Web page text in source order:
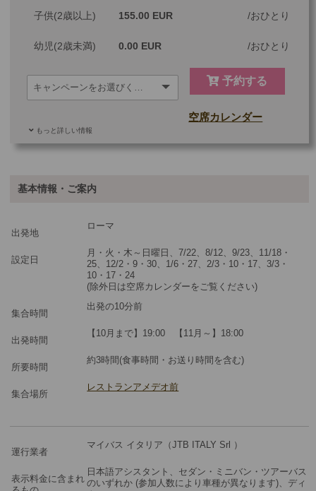
子供(2歳以上) 155.00 EUR おひとり
幼児(2歳未満) 0.00 EUR おひとり
予約する
もっと詳しい情報
空席カレンダー
ツアーコード
基本情報・ご案内
出発地
ローマ
設定日
月・火・木～日曜日、7/22、8/12、9/23、11/18・
25、12/2・9・30、1/6・27、2/3・10・17、3/3・
10・17・24
(除外日は空席カレンダーをご覧ください)
集合時間
出発の10分前
出発時間
【10月まで】19:00 【11月～】18:00
所要時間
約3時間(食事時間・お送り時間を含む)
集合場所
レストランアメデオ前
運行業者
マイバス イタリア（JTB ITALY Srl ）
表示料金に含まれ
日本語アシスタント、セダン・ミニバン・ツアーバス
のいずれか (参加人数により車種が異なります)、ディ